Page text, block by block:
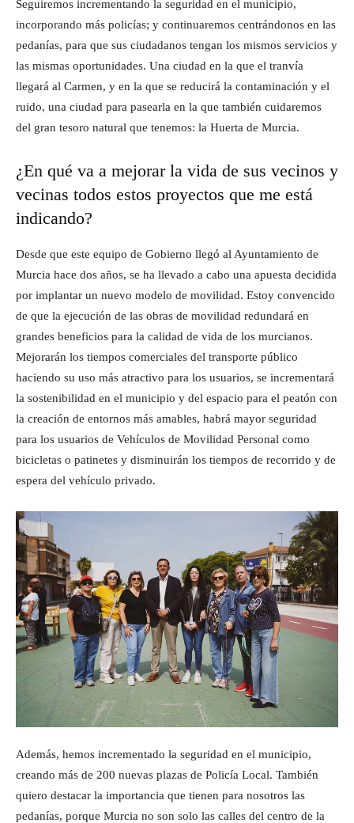
Seguiremos incrementando la seguridad en el municipio,
incorporando más policías; y continuaremos centrándonos en las
pedanías, para que sus ciudadanos tengan los mismos servicios y
las mismas oportunidades. Una ciudad en la que el tranvía
llegará al Carmen, y en la que se reducirá la contaminación y el
ruido, una ciudad para pasearla en la que también cuidaremos
del gran tesoro natural que tenemos: la Huerta de Murcia.
¿En qué va a mejorar la vida de sus vecinos y
vecinas todos estos proyectos que me está
indicando?
Desde que este equipo de Gobierno llegó al Ayuntamiento de
Murcia hace dos años, se ha llevado a cabo una apuesta decidida
por implantar un nuevo modelo de movilidad. Estoy convencido
de que la ejecución de las obras de movilidad redundará en
grandes beneficios para la calidad de vida de los murcianos.
Mejorarán los tiempos comerciales del transporte público
haciendo su uso más atractivo para los usuarios, se incrementará
la sostenibilidad en el municipio y del espacio para el peatón con
la creación de entornos más amables, habrá mayor seguridad
para los usuarios de Vehículos de Movilidad Personal como
bicicletas o patinetes y disminuirán los tiempos de recorrido y de
espera del vehículo privado.
Además, hemos incrementado la seguridad en el municipio,
creando más de 200 nuevas plazas de Policía Local. También
quiero destacar la importancia que tienen para nosotros las
pedanías, porque Murcia no son solo las calles del centro de la